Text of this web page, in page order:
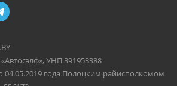
УНП 391953388
04.05.2019 года Полоцким райисполкомом